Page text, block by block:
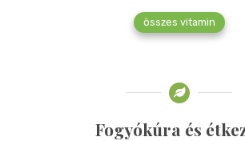
összes vitamin
Fogyókúra és